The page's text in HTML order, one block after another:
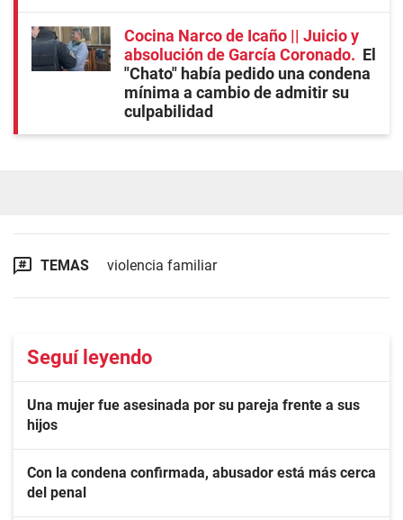
Cocina Narco de Icaño || Juicio y
absolución de García Coronado
El
"Chato" había pedido una condena
mínima a cambio de admitir su
culpabilidad
TEMAS violencia familiar
Seguí leyendo
Una mujer fue asesinada por su pareja frente a sus
hijos
Con la condena confirmada, abusador está más cerca
del penal